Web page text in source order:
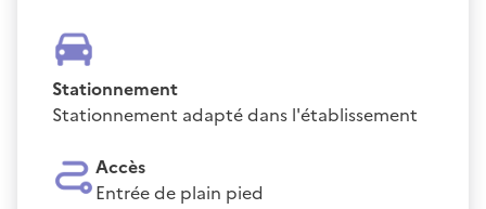
Stationnement
Stationnement adapté dans l'établissement
Accès
Entrée de plain pied